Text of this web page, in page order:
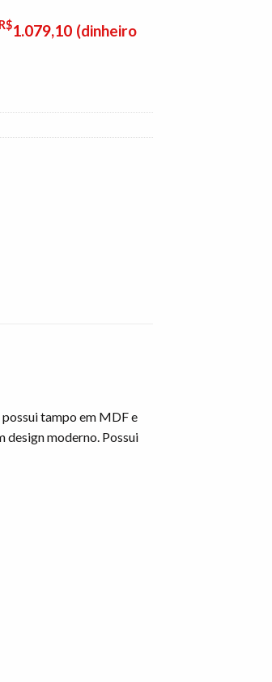
R$1.079,10 (dinheiro
tampo em MDF e
design moderno. Possui